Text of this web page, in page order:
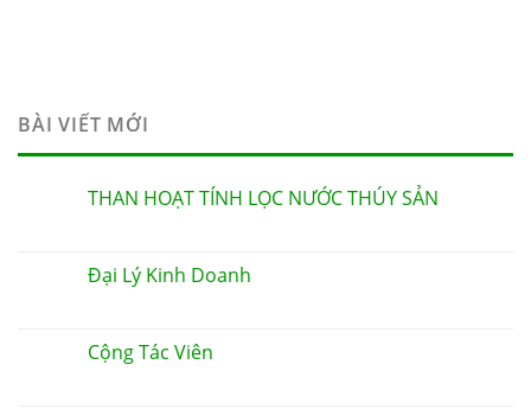
BÀI VIẾT MỚI
THAN HOẠT TÍNH LỌC NƯỚC THÚY SẢN
Đại Lý Kinh Doanh
Cộng Tác Viên